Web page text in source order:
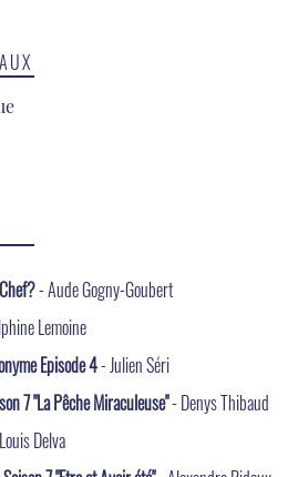
- Aude Gogny-Goubert
Lemoine
Episode 4- Julien Séri
7 "La Pêche Miraculeuse"- Denys Thibaud
Delva